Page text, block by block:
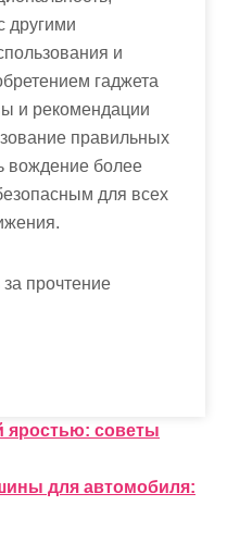
другими
и
гаджета
и рекомендации
правильных
вождение более
для всех
прочтение
яростью: советы
для автомобиля: